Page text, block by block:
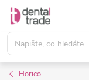
Přejít
obsah
Horico